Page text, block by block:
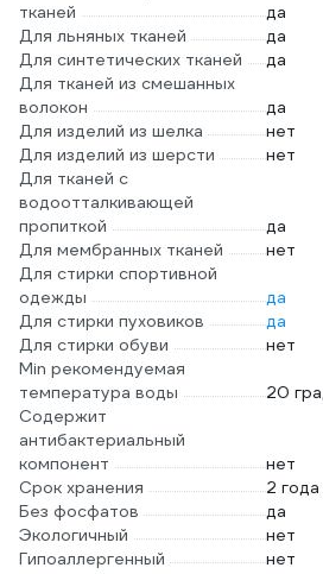
тканей
да
Для льняных тканей
да
Для синтетических тканей
да
Для тканей из смешанных
волокон
да
Для изделий из шелка
нет
Для изделий из шерсти
нет
Для тканей с
водоотталкивающей
пропиткой
да
Для мембранных тканей
нет
Для стирки спортивной
одежды
да
Для стирки пуховиков
да
Для стирки обуви
нет
Min рекомендуемая
температура воды
20
Содержит
антибактериальный
компонент
нет
Срок хранения
2 года
Без фосфатов
да
Экологичный
нет
Гипоаллергенный
нет